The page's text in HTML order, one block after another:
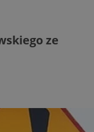
ze